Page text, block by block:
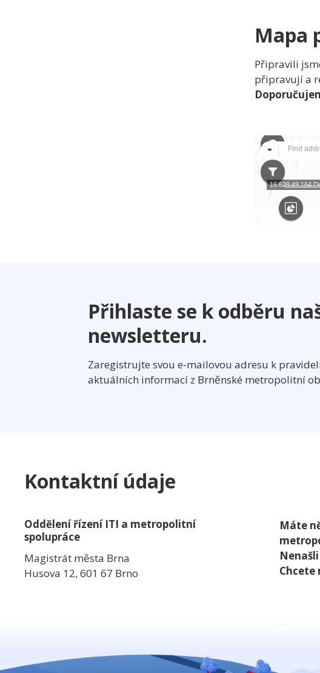
Mapa
Připravili
připravují a
Přihlaste se k odběru
newsletteru.
Zaregistrujte svou e-mailovou adresu k
aktuálních informací z Brněnské metropolitní
Kontaktní údaje
Oddělení řízení ITI a metropolitní
spolupráce
Magistrát města Brna
Husova 12, 601 67 Brno
Máte
Chcete